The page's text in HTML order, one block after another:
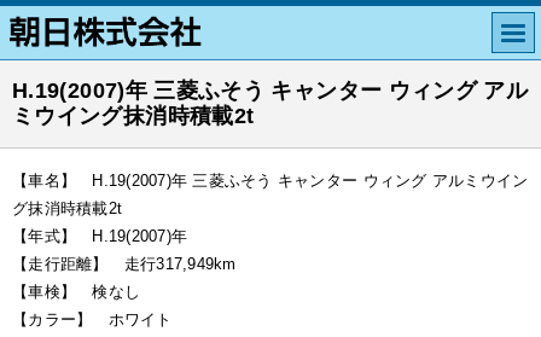
H.19(2007)年 三菱ふそう キャンター ウィング アル
ミウイング抹消時積載2t
【車名】 H.19(2007)年 三菱ふそう キャンター ウィング アルミウイン
グ抹消時積載2t
【年式】 H.19(2007)年
【走行距離】 走行317,949km
【車検】 検なし
【カラー】 ホワイト